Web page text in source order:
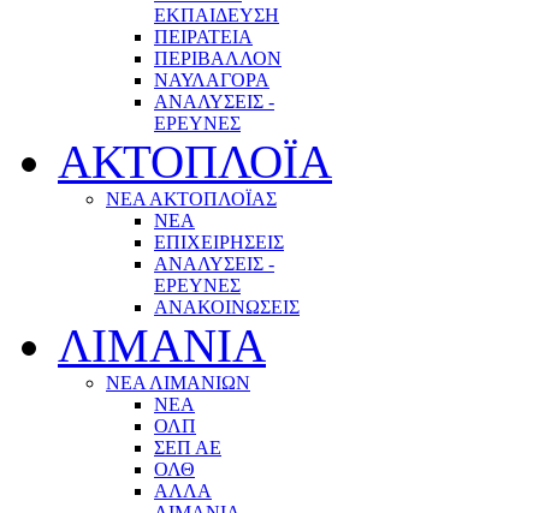
ΕΚΠΑΙΔΕΥΣΗ
ΠΕΙΡΑΤΕΙΑ
ΠΕΡΙΒΑΛΛΟΝ
ΝΑΥΛΑΓΟΡΑ
ΑΝΑΛΥΣΕΙΣ -
ΕΡΕΥΝΕΣ
ΑΚΤΟΠΛΟΪΑ
ΝΕΑ ΑΚΤΟΠΛΟΪΑΣ
ΝΕΑ
ΕΠΙΧΕΙΡΗΣΕΙΣ
ΑΝΑΛΥΣΕΙΣ -
ΕΡΕΥΝΕΣ
ΑΝΑΚΟΙΝΩΣΕΙΣ
ΛΙΜΑΝΙΑ
ΝΕΑ ΛΙΜΑΝΙΩΝ
ΝΕΑ
ΟΛΠ
ΣΕΠ ΑΕ
ΟΛΘ
ΑΛΛΑ